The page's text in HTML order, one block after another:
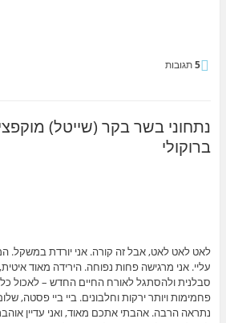
5תגובות
נתחוני בשר בקר (שייטל)
ברוקולי
לאט לאט לאט, אבל זה קורה. אני יורדת במשקל.
עליי. אני מרגישה פחות נפוחה. הירידה מאוד
פחמימות ויותר ירקות וחלבונים. ביי ביי פסטה,
נתראה הרבה. אהבתי אתכם מאוד, ואני עדיין